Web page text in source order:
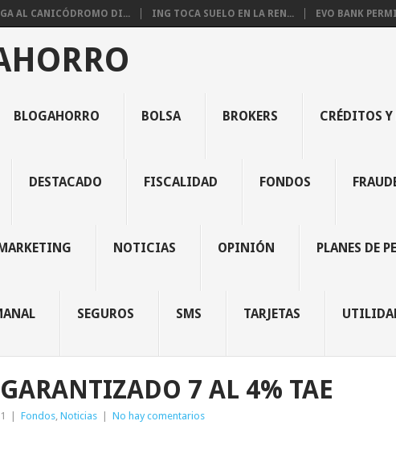
AL CANICÓDROMO DI... ING TOCA SUELO EN LA REN... EVO BANK
BLOGAHORRO BOLSA BROKERS CRÉDITOS Y
DESTACADO FISCALIDAD FONDOS
NOTICIAS OPINIÓN PLANES DE
SEGUROS SMS TARJETAS
7 AL 4% TAE
Fondos, Noticias No hay comentarios